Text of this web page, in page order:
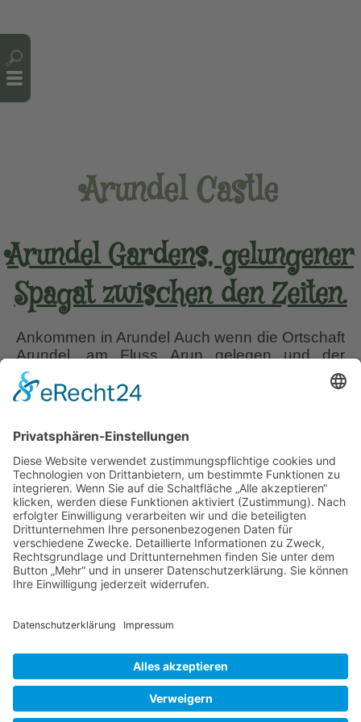
Arundel Castle
Arundel Gardens, gelungener
Spagat zwischen den Zeiten.
Ankommen in Arundel Auch wenn die Ortschaft
Arundel, am Fluss Arun gelegen und der
Grafschaft West Sussex zugehörig, bereits in
der angelsächsischen Zeit, lange vor der Burg
Region. Die Burg wurde im 11. Jahrhundert
(nach der normannischen Eroberung) von
Eduard dem …Arundel
Gardens,
gelungener
Spagat
zwischen
den
Zeiten.
Liebe Leser! Ihr könnt euch per E-Mail
informieren lassen, wenn neue Artikel auf
Wurzerlsgarten erscheinen.Folgt dafür einfach
diesem Link und gebt dort eure E-Mailadresse